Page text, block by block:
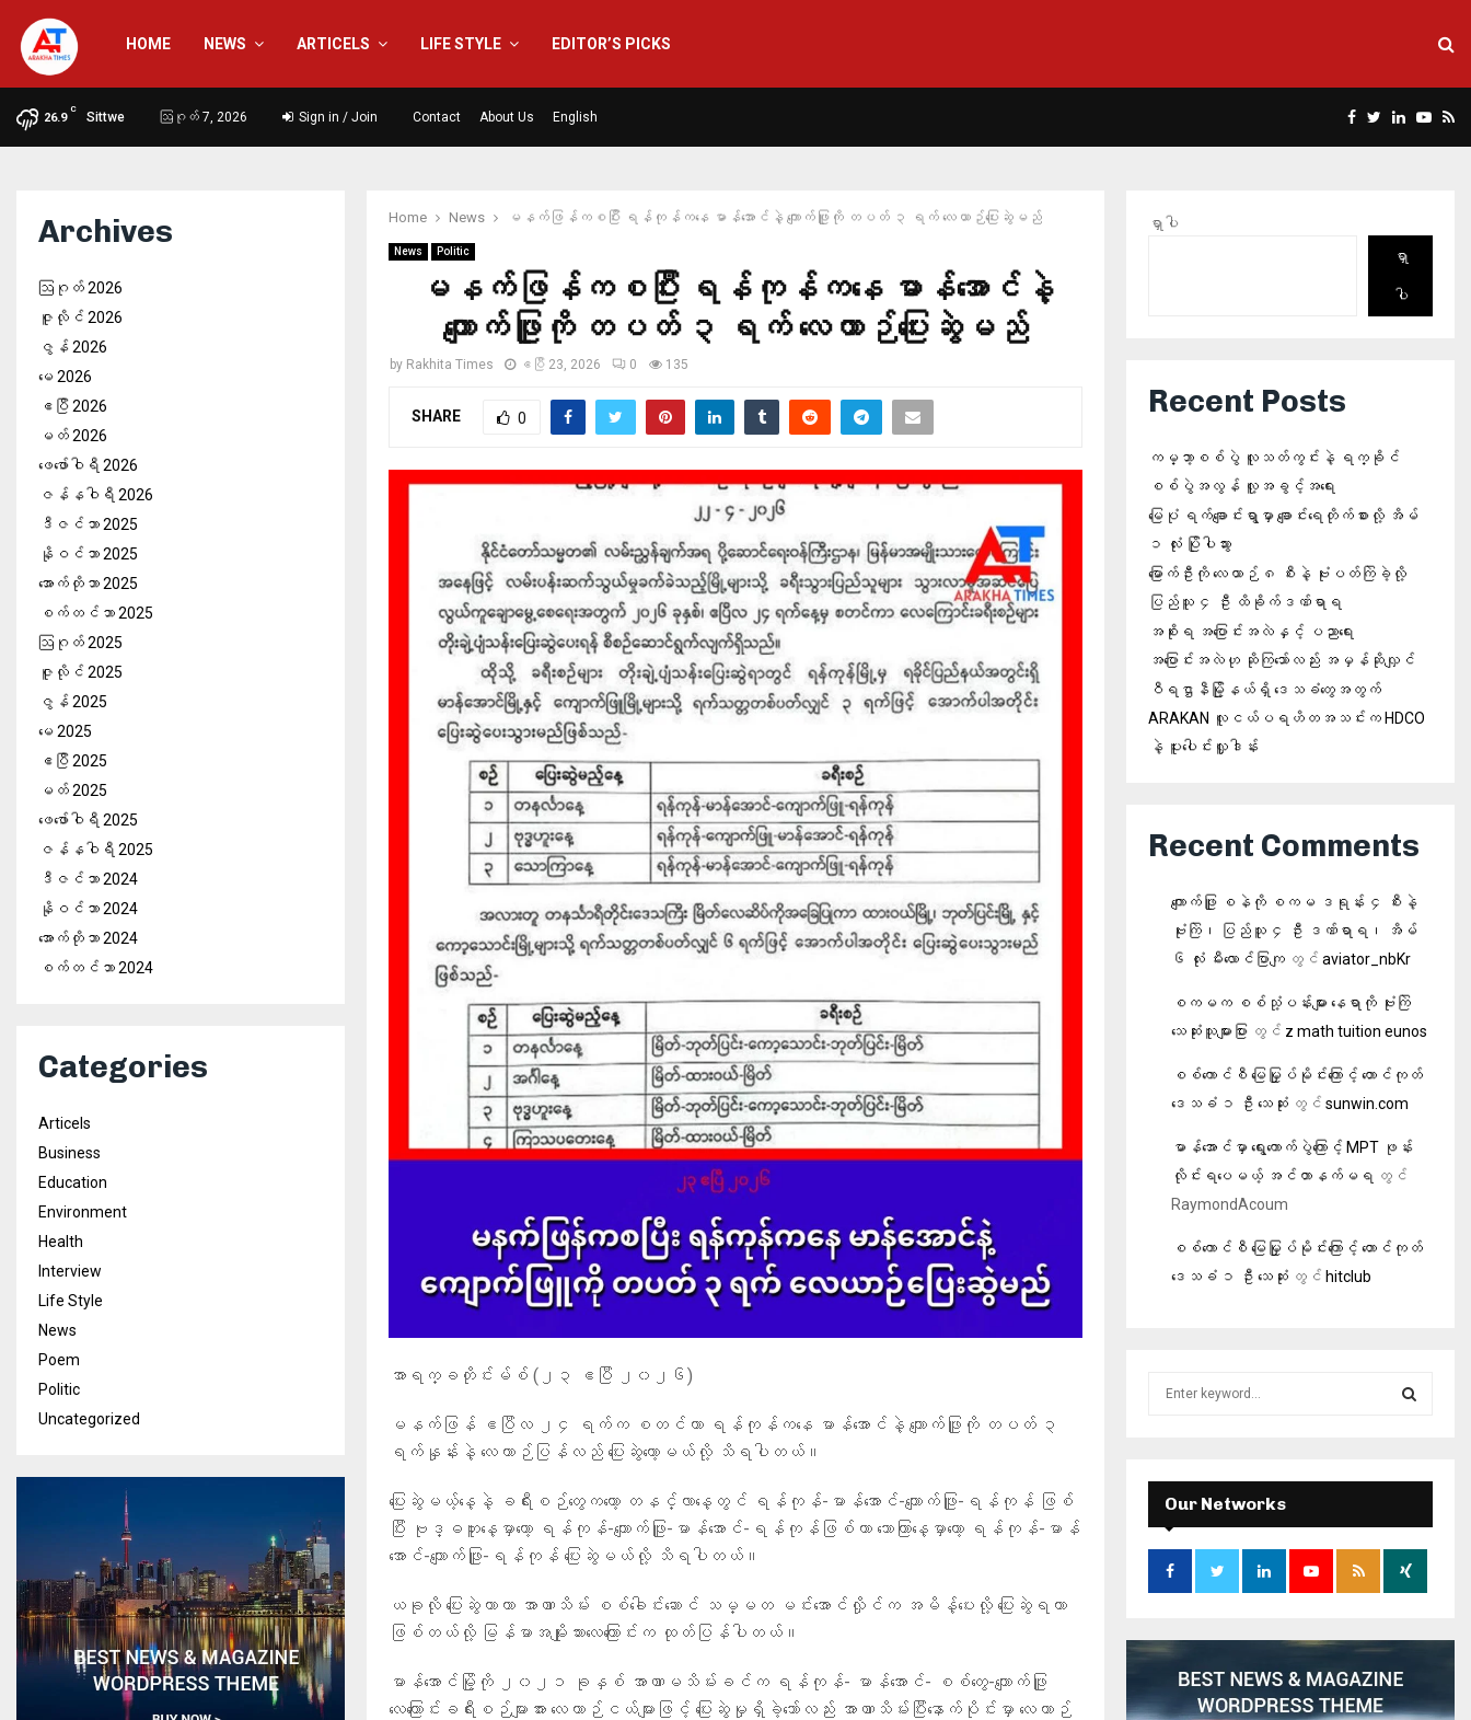
HOME NEWS ARTICELS LIFE STYLE EDITOR’S PICKS
26.9
C
Sittwe ဩဂုတ် 7, 2026 Sign in / Join Contact About Us English Facebook
Twitter
Linkedin
Home News မနက်ဖြန်ကစပြီး ရန်ကုန်ကနေ မာန်အောင်နဲ့ ကျောက်ဖြူကို တပတ် ၃ ရက် လေယာဉ်ပြေးဆွဲမည်
News Politic
မနက်ဖြန်ကစပြီး ရန်ကုန်ကနေ မာန်အောင်နဲ့
ကျောက်ဖြူကို တပတ် ၃ ရက် လေယာဉ်ပြေးဆွဲမည်
by Rakhita Times ဧပြီ 23, 2026 0 135
SHARE 0
အာရက္ခတိုင်းမ်စ် (၂၃ ဧပြီ ၂၀၂၆)
မနက်ဖြန် ဧပြီလ ၂၄ ရက်က စတင်ကာ ရန်ကုန်ကနေ မာန်အောင်နဲ့ ကျောက်ဖြူကို တပတ် ၃
ရက်နှုန်းနဲ့ လေယာဉ်ပြန်လည် ပြေးဆွဲတော့မယ်လို့ သိရပါတယ်။
ပြေးဆွဲမယ့်နေ့နဲ့ ခရီးစဉ်တွေကတော့ တနင်္လာနေ့တွင် ရန်ကုန်-မာန်အောင်-ကျောက်ဖြူ-ရန်ကုန် ဖြစ်
ပြီး ဗုဒ္ဓဟူးနေ့မှာတော့ ရန်ကုန်-ကျောက်ဖြူ-မာန်အောင်-ရန်ကုန်ဖြစ်ကာ သောကြာနေ့မှာတော့ ရန်ကုန်-မာန်
အောင်-ကျောက်ဖြူ-ရန်ကုန် ပြေးဆွဲမယ်လို့ သိရပါတယ်။
ယခုလို ပြေးဆွဲတာဟာ အာဏာသိမ်း စစ်ခေါင်းဆောင် သမ္မတ မင်းအောင်လှိုင်က အမိန့်ပေးလို့ ပြေးဆွဲရတာ
ဖြစ်တယ်လို့ မြန်မာအမျိုးသားလေကြောင်းက ထုတ်ပြန်ပါတယ်။
မာန်အောင်မြို့ကို ၂၀၂၁ ခုနှစ် အာဏာမသိမ်းခင်က ရန်ကုန်- မာန်အောင်- စစ်တွေ-ကျောက်ဖြူ
လေကြောင်းခရီးစဉ်များအား လေယာဉ်ငယ်များဖြင့် ပြေးဆွဲမှုရှိခဲ့သော်လည်း အာဏာသိမ်းပြီးနောက်ပိုင်းမှာ လေယာဉ်
Archives
ဩဂုတ် 2026
ဇူလိုင် 2026
ဇွန် 2026
မေ 2026
ဧပြီ 2026
မတ် 2026
ဖေ‌ဖော်ဝါရီ 2026
ဇန်နဝါရီ 2026
ဒီဇင်ဘာ 2025
နိုဝင်ဘာ 2025
အောက်တိုဘာ 2025
စက်တင်ဘာ 2025
ဩဂုတ် 2025
ဇူလိုင် 2025
ဇွန် 2025
မေ 2025
ဧပြီ 2025
မတ် 2025
ဖေ‌ဖော်ဝါရီ 2025
ဇန်နဝါရီ 2025
ဒီဇင်ဘာ 2024
နိုဝင်ဘာ 2024
အောက်တိုဘာ 2024
စက်တင်ဘာ 2024
Categories
Articels
Business
Education
Environment
Health
Interview
Life Style
News
Poem
Politic
Uncategorized
ရှာပါ
ရှာ
ပါ
Recent Posts
ကမ္ဘာ့စစ်ပွဲ လူသတ်ကွင်းနဲ့ ရက္ခိုင်
စစ်ပွဲအလွန် လူ့အခွင့်အရေး
မြေပုံ ရက်ချောင်းရွာမှာ ချောင်းရေတိုက်စားလို့ အိမ်
၁ လုံး ပြိုပါသွား
မြောက်ဦးကို လေယာဉ် ၈ စီးနဲ့ ဗုံးပတ်ကြဲခဲ့လို့
ပြည်သူ ၄ ဦး ထိခိုက်ဒဏ်ရာရ
အစိုးရ အပြောင်းအလဲနှင့် ပညာရေး
အပြောင်းအလဲဟု ဆိုကြသော်လည်း အမှန်ဆိုလျှင်
ဝီရဌာနီမြို့နယ်ရှိ‌ ဒေသခံတွေအတွက်
ARAKAN လူငယ်ပရဟိတအသင်းက HDCO
နဲ့ ပူးပေါင်းလှူဒါန်း
Recent Comments
ကျောက်ဖြူ စနဲကို စကမ ဒရုန်း ၄ စီးနဲ့
ဗုံးကြဲ၊ ပြည်သူ ၄ ဦး ဒဏ်ရာရ၊ အိမ်
၆ လုံး မီးလောင်ပြာကျ တွင် aviator_nbKr
စကမက စစ်သုံ့ပန်းများ နေရာကို ဗုံးကြဲ
သေဆုံးသူများပြား တွင် z math tuition eunos
စစ်ကောင်စီ မြေမြှုပ်မိုင်းကြောင့် တောင်ကုတ်
ဒေသခံ ၁ ဦး သေဆုံး တွင် sunwin.com
မာန်အောင်မှာ ရွေးကောက်ပွဲကြောင့် MPT ဖုန်း
လိုင်းရပေမယ့် အင်တာနက်မရ တွင်
RaymondAcoum
စစ်ကောင်စီ မြေမြှုပ်မိုင်းကြောင့် တောင်ကုတ်
ဒေသခံ ၁ ဦး သေဆုံး တွင် hitclub
:
E
A
R
Our Networks